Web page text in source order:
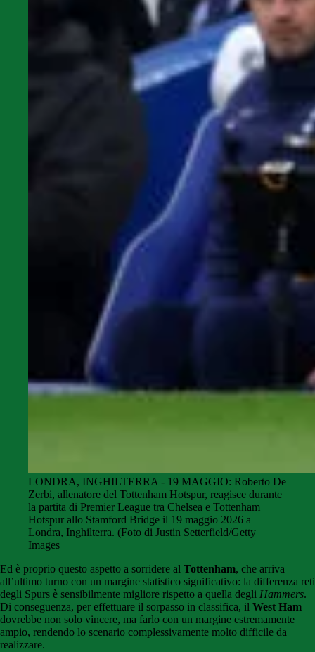
LONDRA, INGHILTERRA - 19 MAGGIO: Roberto De
Zerbi, allenatore del Tottenham Hotspur, reagisce durante
la partita di Premier League tra Chelsea e Tottenham
Hotspur allo Stamford Bridge il 19 maggio 2026 a
Londra, Inghilterra. (Foto di Justin Setterfield/Getty
Images
Ed è proprio questo aspetto a sorridere al Tottenham, che arriva
all’ultimo turno con un margine statistico significativo: la differenza reti
degli Spurs è sensibilmente migliore rispetto a quella degli Hammers.
Di conseguenza, per effettuare il sorpasso in classifica, il West Ham
dovrebbe non solo vincere, ma farlo con un margine estremamente
ampio, rendendo lo scenario complessivamente molto difficile da
realizzare.